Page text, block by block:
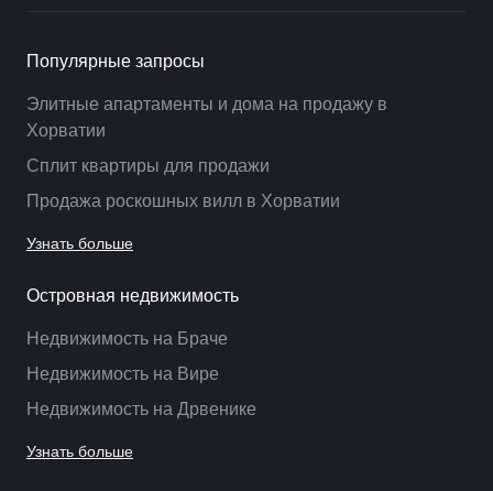
Популярные запросы
Элитные апартаменты и дома на продажу в
Хорватии
Сплит квартиры для продажи
Продажа роскошных вилл в Хорватии
Узнать больше
Островная недвижимость
Недвижимость на Браче
Недвижимость на Вире
Недвижимость на Дрвенике
Узнать больше